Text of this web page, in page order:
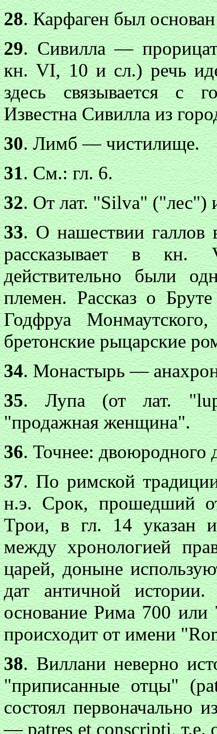
28. Карфаген был
29. Сивилла —
кн. VI, 10 и сл.) речь
здесь связывается с
Известна Сивилла из
30. Лимб — чистилище.
31. См.: гл. 6.
32. От лат. "Silva" ("лес")
33. О нашествии галлов
рассказывает в кн.
действительно были
племен. Рассказ о
Годфруа
бретонские рыцарские
34. Монастырь —
35. Лупа (от лат.
"продажная женщина".
36. Точнее: двоюродного
37. По римской
н.э. Срок, прошедший
Трои, в гл. 14 указан
между хронологией
царей, доныне
дат античной
основание Рима 700 или
происходит от имени
38. Виллани неверно
"приписанные отцы"
состоял первоначально
— patres et conscripti, т.е.